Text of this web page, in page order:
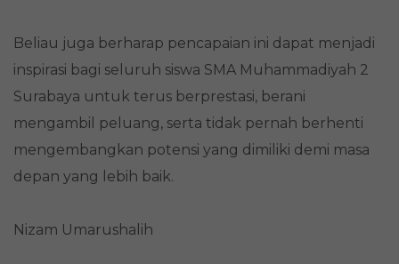
Beliau juga berharap pencapaian ini dapat menjadi
inspirasi bagi seluruh siswa SMA Muhammadiyah 2
Surabaya untuk terus berprestasi, berani
mengambil peluang, serta tidak pernah berhenti
mengembangkan potensi yang dimiliki demi masa
depan yang lebih baik.
Nizam Umarushalih